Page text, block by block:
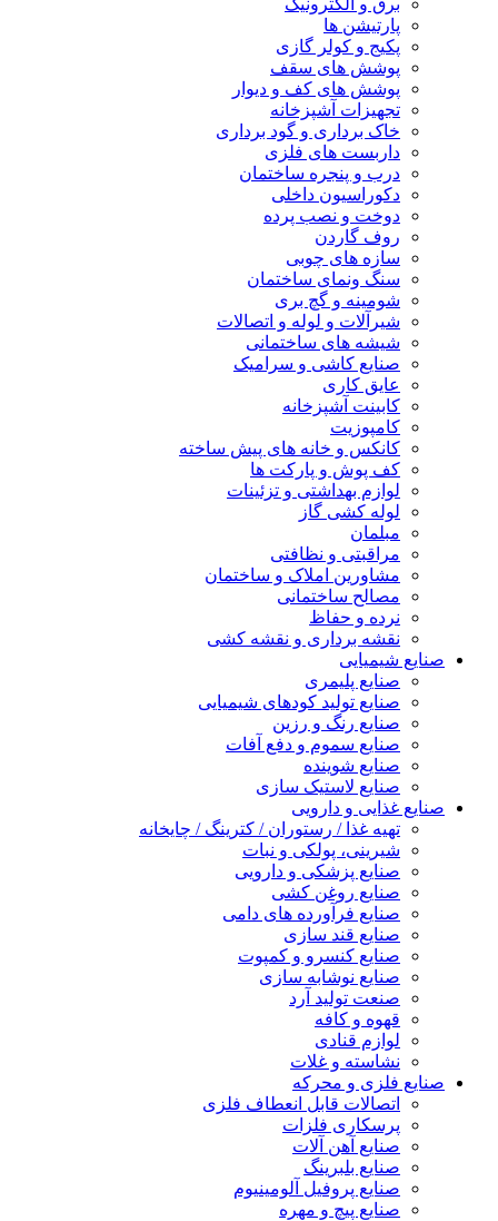
برق و الکترونیک
پارتیشن ها
پکیج و کولر گازی
پوشش های سقف
پوشش های کف و دیوار
تجهیزات آشپزخانه
خاک برداری و گود برداری
داربست های فلزی
درب و پنجره ساختمان
دکوراسیون داخلی
دوخت و نصب پرده
روف گاردن
سازه های چوبی
سنگ ونمای ساختمان
شومینه و گچ بری
شیرآلات و لوله و اتصالات
شیشه های ساختمانی
صنایع کاشی و سرامیک
عایق کاری
کابینت آشپزخانه
کامپوزیت
کانکس و خانه های پیش ساخته
کف پوش و پارکت ها
لوازم بهداشتی و تزئینات
لوله کشی گاز
مبلمان
مراقبتی و نظافتی
مشاورین املاک و ساختمان
مصالح ساختمانی
نرده و حفاظ
نقشه برداری و نقشه کشی
صنایع شیمیایی
صنایع پلیمری
صنایع تولید کودهای شیمیایی
صنایع رنگ و رزین
صنایع سموم و دفع آفات
صنایع شوینده
صنایع لاستیک سازی
صنایع غذایی و دارویی
تهیه غذا / رستوران / کترینگ / چایخانه
شیرینی، پولکی و نبات
صنایع پزشکی و دارویی
صنایع روغن کشی
صنایع فرآورده های دامی
صنایع قند سازی
صنایع کنسرو و کمپوت
صنایع نوشابه سازی
صنعت تولید آرد
قهوه و کافه
لوازم قنادی
نشاسته و غلات
صنایع فلزی و محرکه
اتصالات قابل انعطاف فلزی
پرسکاری فلزات
صنایع آهن آلات
صنایع بلبرینگ
صنایع پروفیل آلومینیوم
صنایع پیچ و مهره